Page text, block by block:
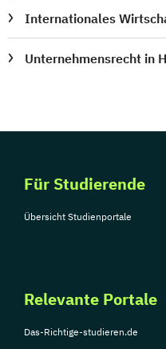
Internationales
Unternehmensrecht in
Für Studierende
Übersicht Studienportale
Relevante Portale
Das-Richtige-studieren.de